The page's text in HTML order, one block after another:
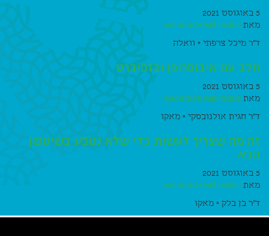
5 באוגוסט 2021
מאת webinside webinside
ד״ר מיכל צרפתי ◦ וואלה
חלב עם איבופרופן ובזפיברט
5 באוגוסט 2021
מאת webinside webinside
ד״ר חגית אולנובסקי ◦ מאקו
זה מה שצריך לעשות כדי שלא נטבע בשיטפון
הבא
5 באוגוסט 2021
מאת webinside webinside
ד"ר בן בלק ◦ מאקו